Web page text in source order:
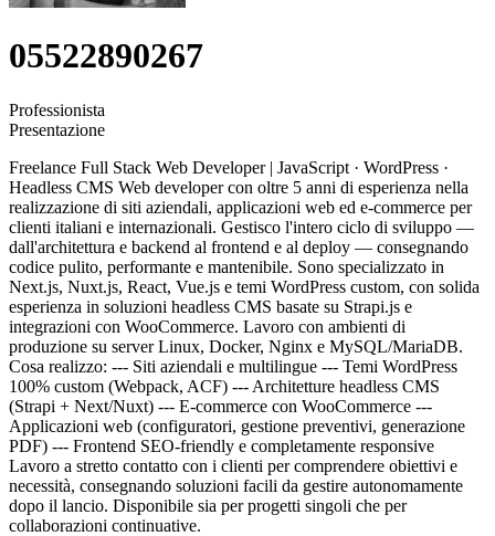
05522890267
Professionista
Presentazione
Freelance Full Stack Web Developer | JavaScript · WordPress ·
Headless CMS Web developer con oltre 5 anni di esperienza nella
realizzazione di siti aziendali, applicazioni web ed e-commerce per
clienti italiani e internazionali. Gestisco l'intero ciclo di sviluppo —
dall'architettura e backend al frontend e al deploy — consegnando
codice pulito, performante e mantenibile. Sono specializzato in
Next.js, Nuxt.js, React, Vue.js e temi WordPress custom, con solida
esperienza in soluzioni headless CMS basate su Strapi.js e
integrazioni con WooCommerce. Lavoro con ambienti di
produzione su server Linux, Docker, Nginx e MySQL/MariaDB.
Cosa realizzo: --- Siti aziendali e multilingue --- Temi WordPress
100% custom (Webpack, ACF) --- Architetture headless CMS
(Strapi + Next/Nuxt) --- E-commerce con WooCommerce ---
Applicazioni web (configuratori, gestione preventivi, generazione
PDF) --- Frontend SEO-friendly e completamente responsive
Lavoro a stretto contatto con i clienti per comprendere obiettivi e
necessità, consegnando soluzioni facili da gestire autonomamente
dopo il lancio. Disponibile sia per progetti singoli che per
collaborazioni continuative.